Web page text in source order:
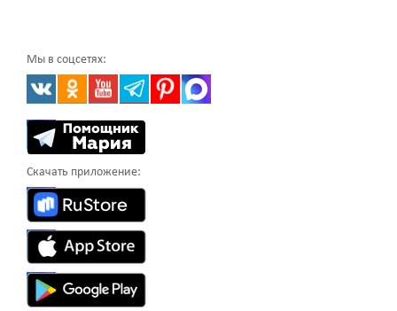
Мы в соцсетях:
Скачать приложение: